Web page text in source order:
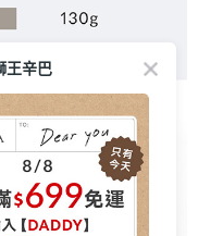
王辛巴